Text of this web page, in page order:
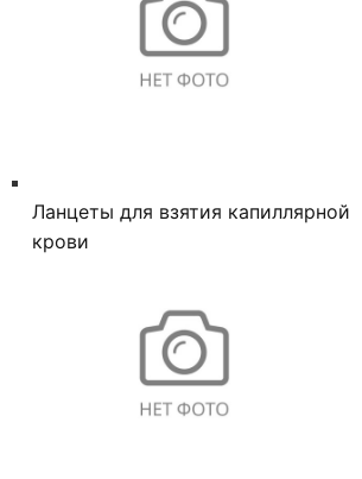
Ланцеты для взятия капиллярной
крови